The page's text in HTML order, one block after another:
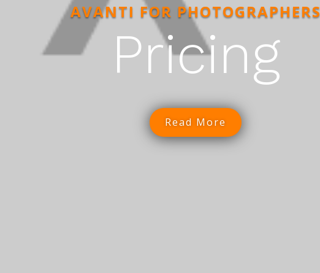
AVANTI FOR PHOTOGRAPHERS
Pricing
Read More